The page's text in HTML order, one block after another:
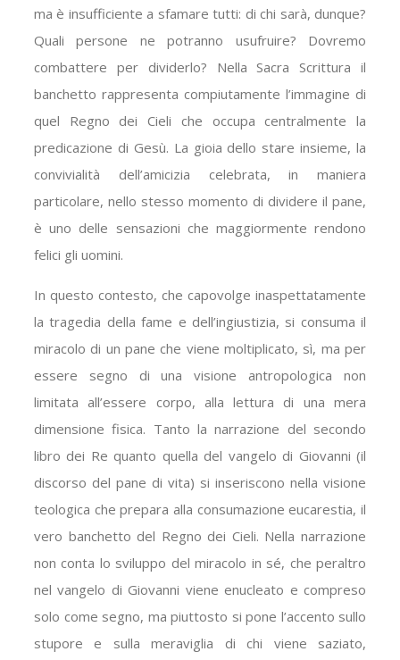
ma è insufficiente a sfamare tutti: di chi sarà, dunque?
Quali persone ne potranno usufruire? Dovremo
combattere per dividerlo? Nella Sacra Scrittura il
banchetto rappresenta compiutamente l’immagine di
quel Regno dei Cieli che occupa centralmente la
predicazione di Gesù. La gioia dello stare insieme, la
convivialità dell’amicizia celebrata, in maniera
particolare, nello stesso momento di dividere il pane,
è uno delle sensazioni che maggiormente rendono
felici gli uomini.
In questo contesto, che capovolge inaspettatamente
la tragedia della fame e dell’ingiustizia, si consuma il
miracolo di un pane che viene moltiplicato, sì, ma per
essere segno di una visione antropologica non
limitata all’essere corpo, alla lettura di una mera
dimensione fisica. Tanto la narrazione del secondo
libro dei Re quanto quella del vangelo di Giovanni (il
discorso del pane di vita) si inseriscono nella visione
teologica che prepara alla consumazione eucarestia, il
vero banchetto del Regno dei Cieli. Nella narrazione
non conta lo sviluppo del miracolo in sé, che peraltro
nel vangelo di Giovanni viene enucleato e compreso
solo come segno, ma piuttosto si pone l’accento sullo
stupore e sulla meraviglia di chi viene saziato,